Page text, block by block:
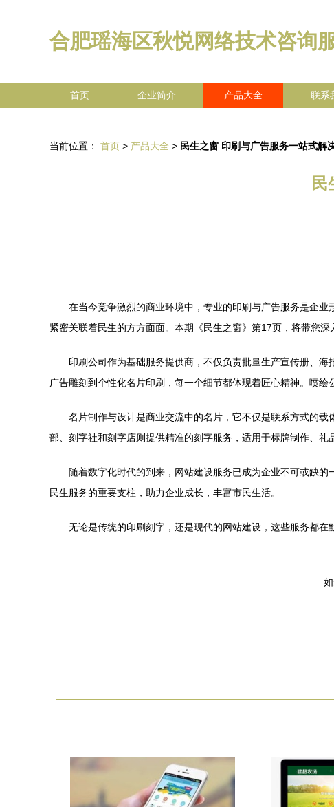
合肥瑶海区秋悦网络技术咨询
首页 企业简介 产品大全 联系
当前位置： 首页 > 产品大全 > 民生之窗 印刷与广告服务一站式解
民
在当今竞争激烈的商业环境中，专业的印刷与广告服务是企
紧密关联着民生的方方面面。本期《民生之窗》第17页，将带您深
印刷公司作为基础服务提供商，不仅负责批量生产宣传册、
广告雕刻到个性化名片印刷，每一个细节都体现着匠心精神。喷
名片制作与设计是商业交流中的名片，它不仅是联系方式的
部、刻字社和刻字店则提供精准的刻字服务，适用于标牌制作、礼
随着数字化时代的到来，网站建设服务已成为企业不可或缺
民生服务的重要支柱，助力企业成长，丰富市民生活。
无论是传统的印刷刻字，还是现代的网站建设，这些服务都